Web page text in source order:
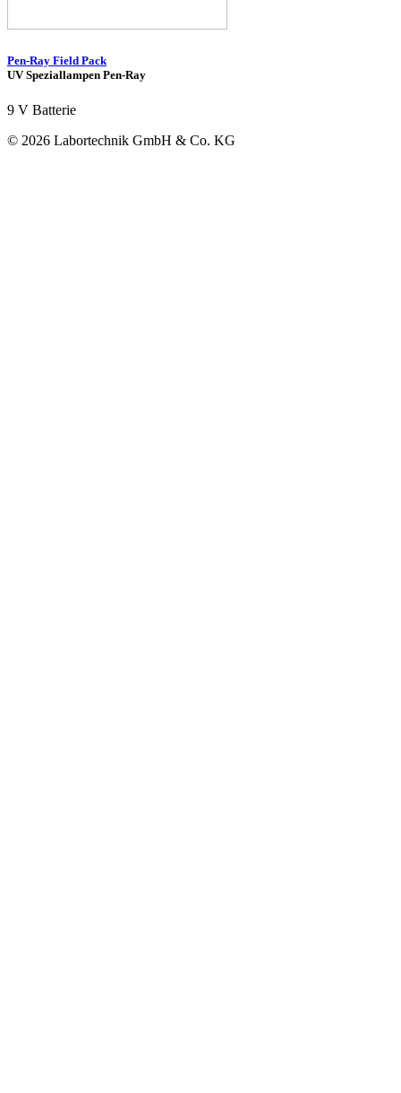
Pen-Ray Field Pack
UV Speziallampen Pen-Ray
9 V Batterie
© 2026 Labortechnik GmbH & Co. KG